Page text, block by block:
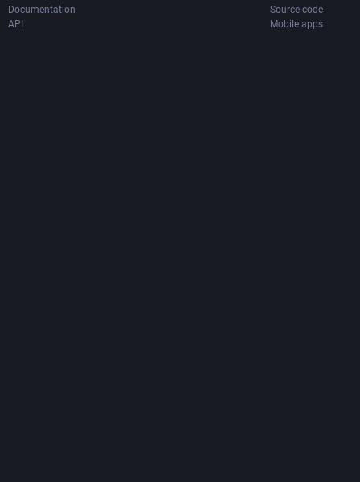
Documentation
API
Source code
Mobile apps